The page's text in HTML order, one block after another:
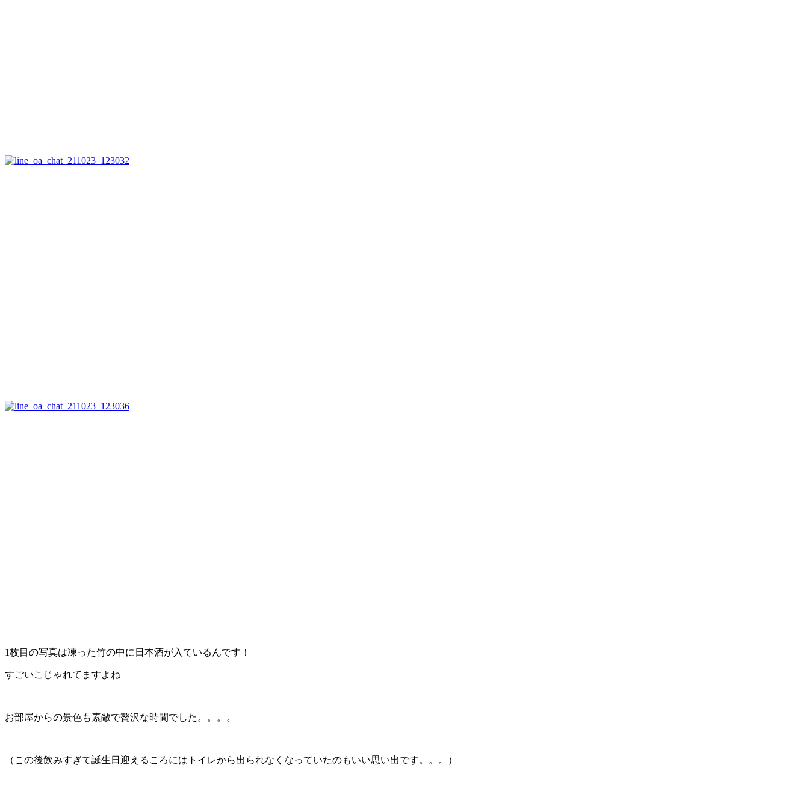
1枚目の写真は凍った竹の中に日本酒が入ているんです！
すごいこじゃれてますよね
お部屋からの景色も素敵で贅沢な時間でした。。。。
（この後飲みすぎて誕生日迎えるころにはトイレから出られなくなっていたのもいい思い出です。。。）